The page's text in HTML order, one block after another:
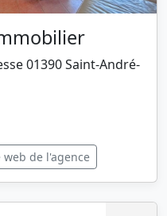
01390 Saint-André-
web de l'agence